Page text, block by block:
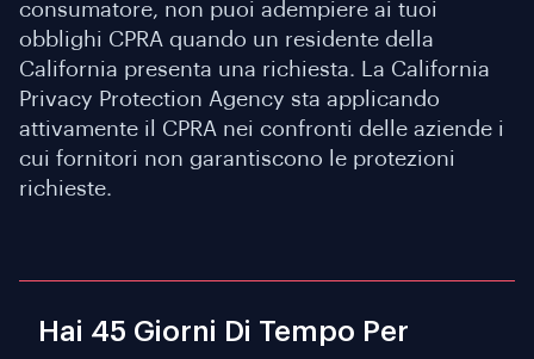
consumatore, non puoi adempiere ai tuoi
obblighi CPRA quando un residente della
California presenta una richiesta. La California
Privacy Protection Agency sta applicando
attivamente il CPRA nei confronti delle aziende i
cui fornitori non garantiscono le protezioni
richieste.
Hai 45 Giorni Di Tempo Per